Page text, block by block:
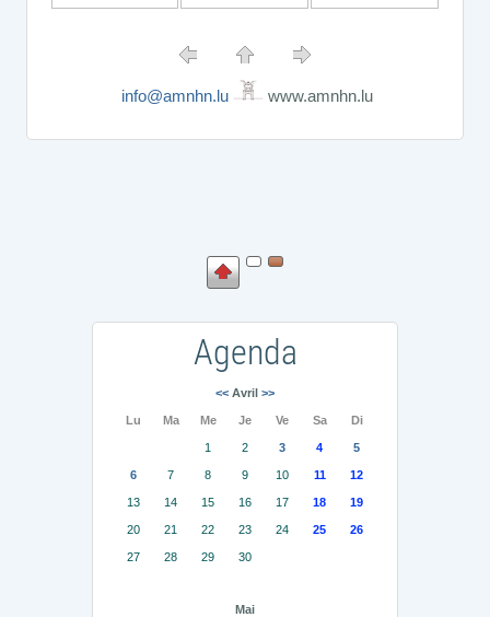
info@amnhn.lu www.amnhn.lu
Agenda
<< Avril >>
Lu Ma Me Je Ve Sa Di
1 2 3 4 5
6 7 8 9 10 11 12
13 14 15 16 17 18 19
20 21 22 23 24 25 26
27 28 29 30
Mai